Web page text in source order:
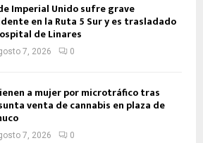
Imperial Unido sufre grave
en la Ruta 5 Sur y es trasladado
de Linares
7, 2026 0
a mujer por microtráfico tras
venta de cannabis en plaza de
7, 2026 0